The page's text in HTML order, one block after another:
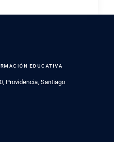
EDUCATIVA
Providencia, Santiago